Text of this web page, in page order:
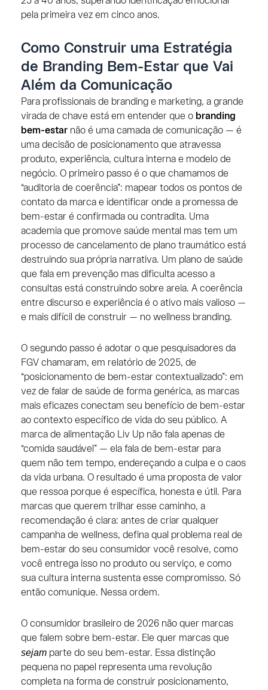
pela primeira vez em cinco anos.
Como Construir uma Estratégia
de Branding Bem-Estar que Vai
Além da Comunicação
Para profissionais de branding e marketing, a grande
virada de chave está em entender que o branding
bem-estarnão é uma camada de comunicação — é
uma decisão de posicionamento que atravessa
produto, experiência, cultura interna e modelo de
negócio. O primeiro passo é o que chamamos de
“auditoria de coerência”: mapear todos os pontos de
contato da marca e identificar onde a promessa de
bem-estar é confirmada ou contradita. Uma
academia que promove saúde mental mas tem um
processo de cancelamento de plano traumático está
destruindo sua própria narrativa. Um plano de saúde
que fala em prevenção mas dificulta acesso a
consultas está construindo sobre areia. A coerência
entre discurso e experiência é o ativo mais valioso —
e mais difícil de construir — no wellness branding.
O segundo passo é adotar o que pesquisadores da
FGV chamaram, em relatório de 2025, de
“posicionamento de bem-estar contextualizado”: em
vez de falar de saúde de forma genérica, as marcas
mais eficazes conectam seu benefício de bem-estar
ao contexto específico de vida do seu público. A
marca de alimentação Liv Up não fala apenas de
“comida saudável” — ela fala de bem-estar para
quem não tem tempo, endereçando a culpa e o caos
da vida urbana. O resultado é uma proposta de valor
que ressoa porque é específica, honesta e útil. Para
marcas que querem trilhar esse caminho, a
recomendação é clara: antes de criar qualquer
campanha de wellness, defina qual problema real de
bem-estar do seu consumidor você resolve, como
você entrega isso no produto ou serviço, e como
sua cultura interna sustenta esse compromisso. Só
então comunique. Nessa ordem.
O consumidor brasileiro de 2026 não quer marcas
que falem sobre bem-estar. Ele quer marcas que
sejamparte do seu bem-estar. Essa distinção
pequena no papel representa uma revolução
completa na forma de construir posicionamento,